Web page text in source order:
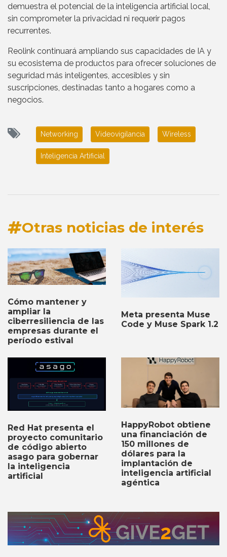
demuestra el potencial de la inteligencia artificial local,
sin comprometer la privacidad ni requerir pagos
recurrentes.
Reolink continuará ampliando sus capacidades de IA y
su ecosistema de productos para ofrecer soluciones de
seguridad más inteligentes, accesibles y sin
suscripciones, destinadas tanto a hogares como a
negocios.
Networking Videovigilancia Wireless
Inteligencia Artificial
Otras noticias de interés
Cómo mantener y
ampliar la
ciberresiliencia de las
empresas durante el
período estival
Meta presenta Muse
Code y Muse Spark 1.2
Red Hat presenta el
proyecto comunitario
de código abierto
asago para gobernar
la inteligencia
artificial
HappyRobot obtiene
una financiación de
150 millones de
dólares para la
implantación de
inteligencia artificial
agéntica